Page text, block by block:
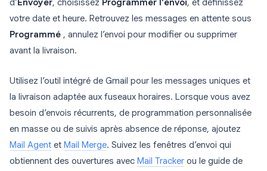
d’Envoyer, choisissez Programmer l’envoi, et définissez
votre date et heure. Retrouvez les messages en attente sous
Programmé , annulez l’envoi pour modifier ou supprimer
avant la livraison.
Utilisez l’outil intégré de Gmail pour les messages uniques et
la livraison adaptée aux fuseaux horaires. Lorsque vous avez
besoin d’envois récurrents, de programmation personnalisée
en masse ou de suivis après absence de réponse, ajoutez
Mail Agent et Mail Merge. Suivez les fenêtres d’envoi qui
obtiennent des ouvertures avec Mail Tracker ou le guide de